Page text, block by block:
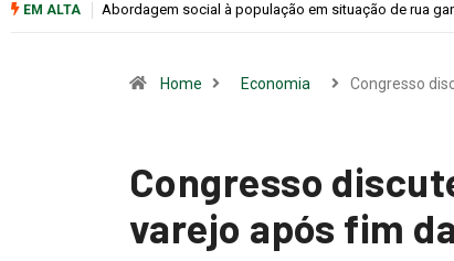
EM ALTA Cemitérios terão horário especial e missas no Dia dos
Home Economia Congresso
Congresso
varejo após fim